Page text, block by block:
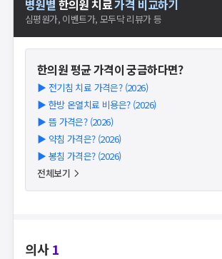
병원별 한의원치료가격 비교하기
심평원가, 이벤트가, 모두닥 리뷰가 등
한의원평균 가격이 궁금하다면?
▶ 전기침 치료 가격은? (2026)
▶ 한방 온열치료 비용은? (2026)
▶ 뜸 가격은? (2026)
▶ 약침 가격은? (2026)
▶ 봉침 가격은? (2026)
전체보기
의사1